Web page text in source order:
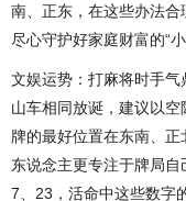
南、正东，在这些办法合
尽心守护好家庭财富的“小
文娱运势：打麻将时手
山车相同放诞，建议以
牌的最好位置在东南、
东说念主更专注于牌局自
7、23，活命中这些数字